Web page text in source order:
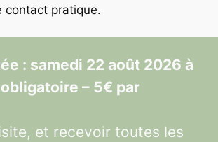
contact pratique.
: samedi 22 août 2026 à
– 5€ par
et recevoir toutes les